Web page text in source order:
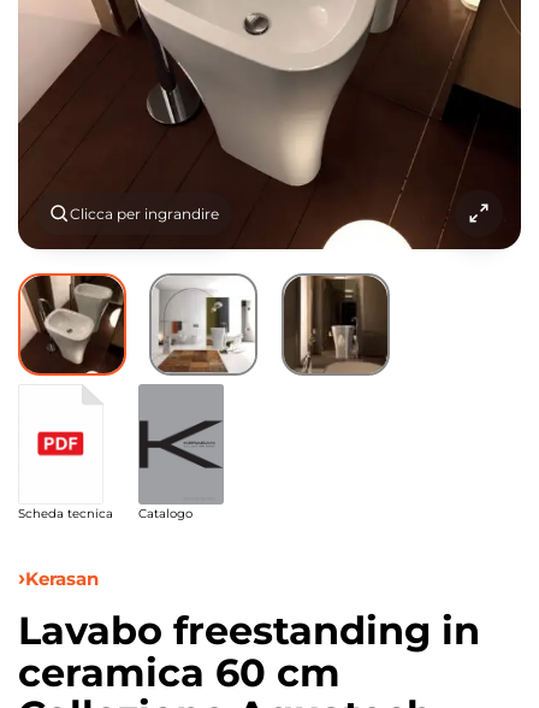
Clicca per ingrandire
Scheda tecnica Catalogo
Kerasan
Lavabo freestanding in
ceramica 60 cm